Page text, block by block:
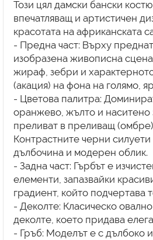
Този цял дамски бански
впечатляващ и артистичен
красотата на африканската
- Предна част: Върху
изобразена живописна
жираф, зебри и
(акация) на фона на голямо,
- Цветова палитра:
оранжево, жълто и наситено
преливат в преливащ
Контрастните черни
дълбочина и модерен облик.
- Задна част: Гърбът е
елементи, запазвайки
градиент, който подчертава
- Деколте: Класическо
деколте, което придава
- Гръб: Моделът е с дълбоко